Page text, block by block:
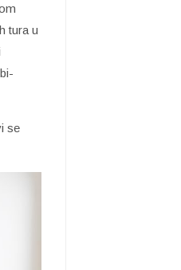
tura u
se